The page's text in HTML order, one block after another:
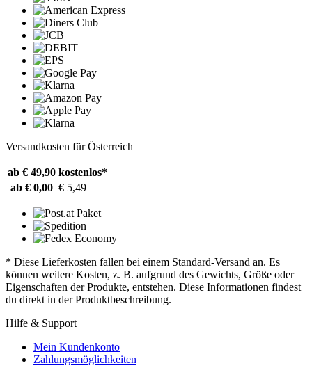
Versandkosten für Österreich
ab € 49,90 kostenlos*
ab € 0,00 € 5,49
* Diese Lieferkosten fallen bei einem Standard-Versand an. Es
können weitere Kosten, z. B. aufgrund des Gewichts, Größe oder
Eigenschaften der Produkte, entstehen. Diese Informationen findest
du direkt in der Produktbeschreibung.
Hilfe & Support
Mein Kundenkonto
Zahlungsmöglichkeiten